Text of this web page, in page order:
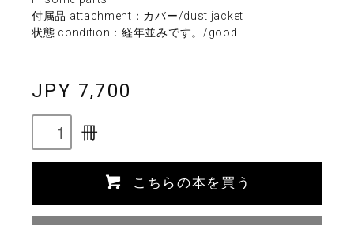
付属品 attachment：カバー/dust jacket
状態 condition：経年並みです。/good.
JPY 7,700
冊
こちらの本を買う